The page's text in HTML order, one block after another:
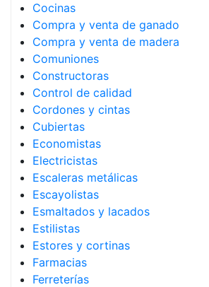
Cocinas
Compra y venta de ganado
Compra y venta de madera
Comuniones
Constructoras
Control de calidad
Cordones y cintas
Cubiertas
Economistas
Electricistas
Escaleras metálicas
Escayolistas
Esmaltados y lacados
Estilistas
Estores y cortinas
Farmacias
Ferreterías